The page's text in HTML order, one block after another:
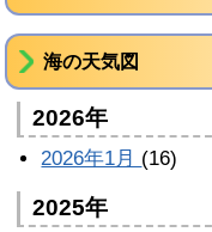
海の天気図
2026年
2026年1月 (16)
2025年